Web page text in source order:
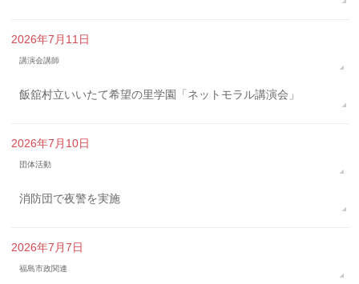
2026年7月11日
講演会講師
飯舘村立いいたて希望の里学園「ネットモラル講演会」
2026年7月10日
団体活動
消防団で夜警を実施
2026年7月7日
福島市政関連